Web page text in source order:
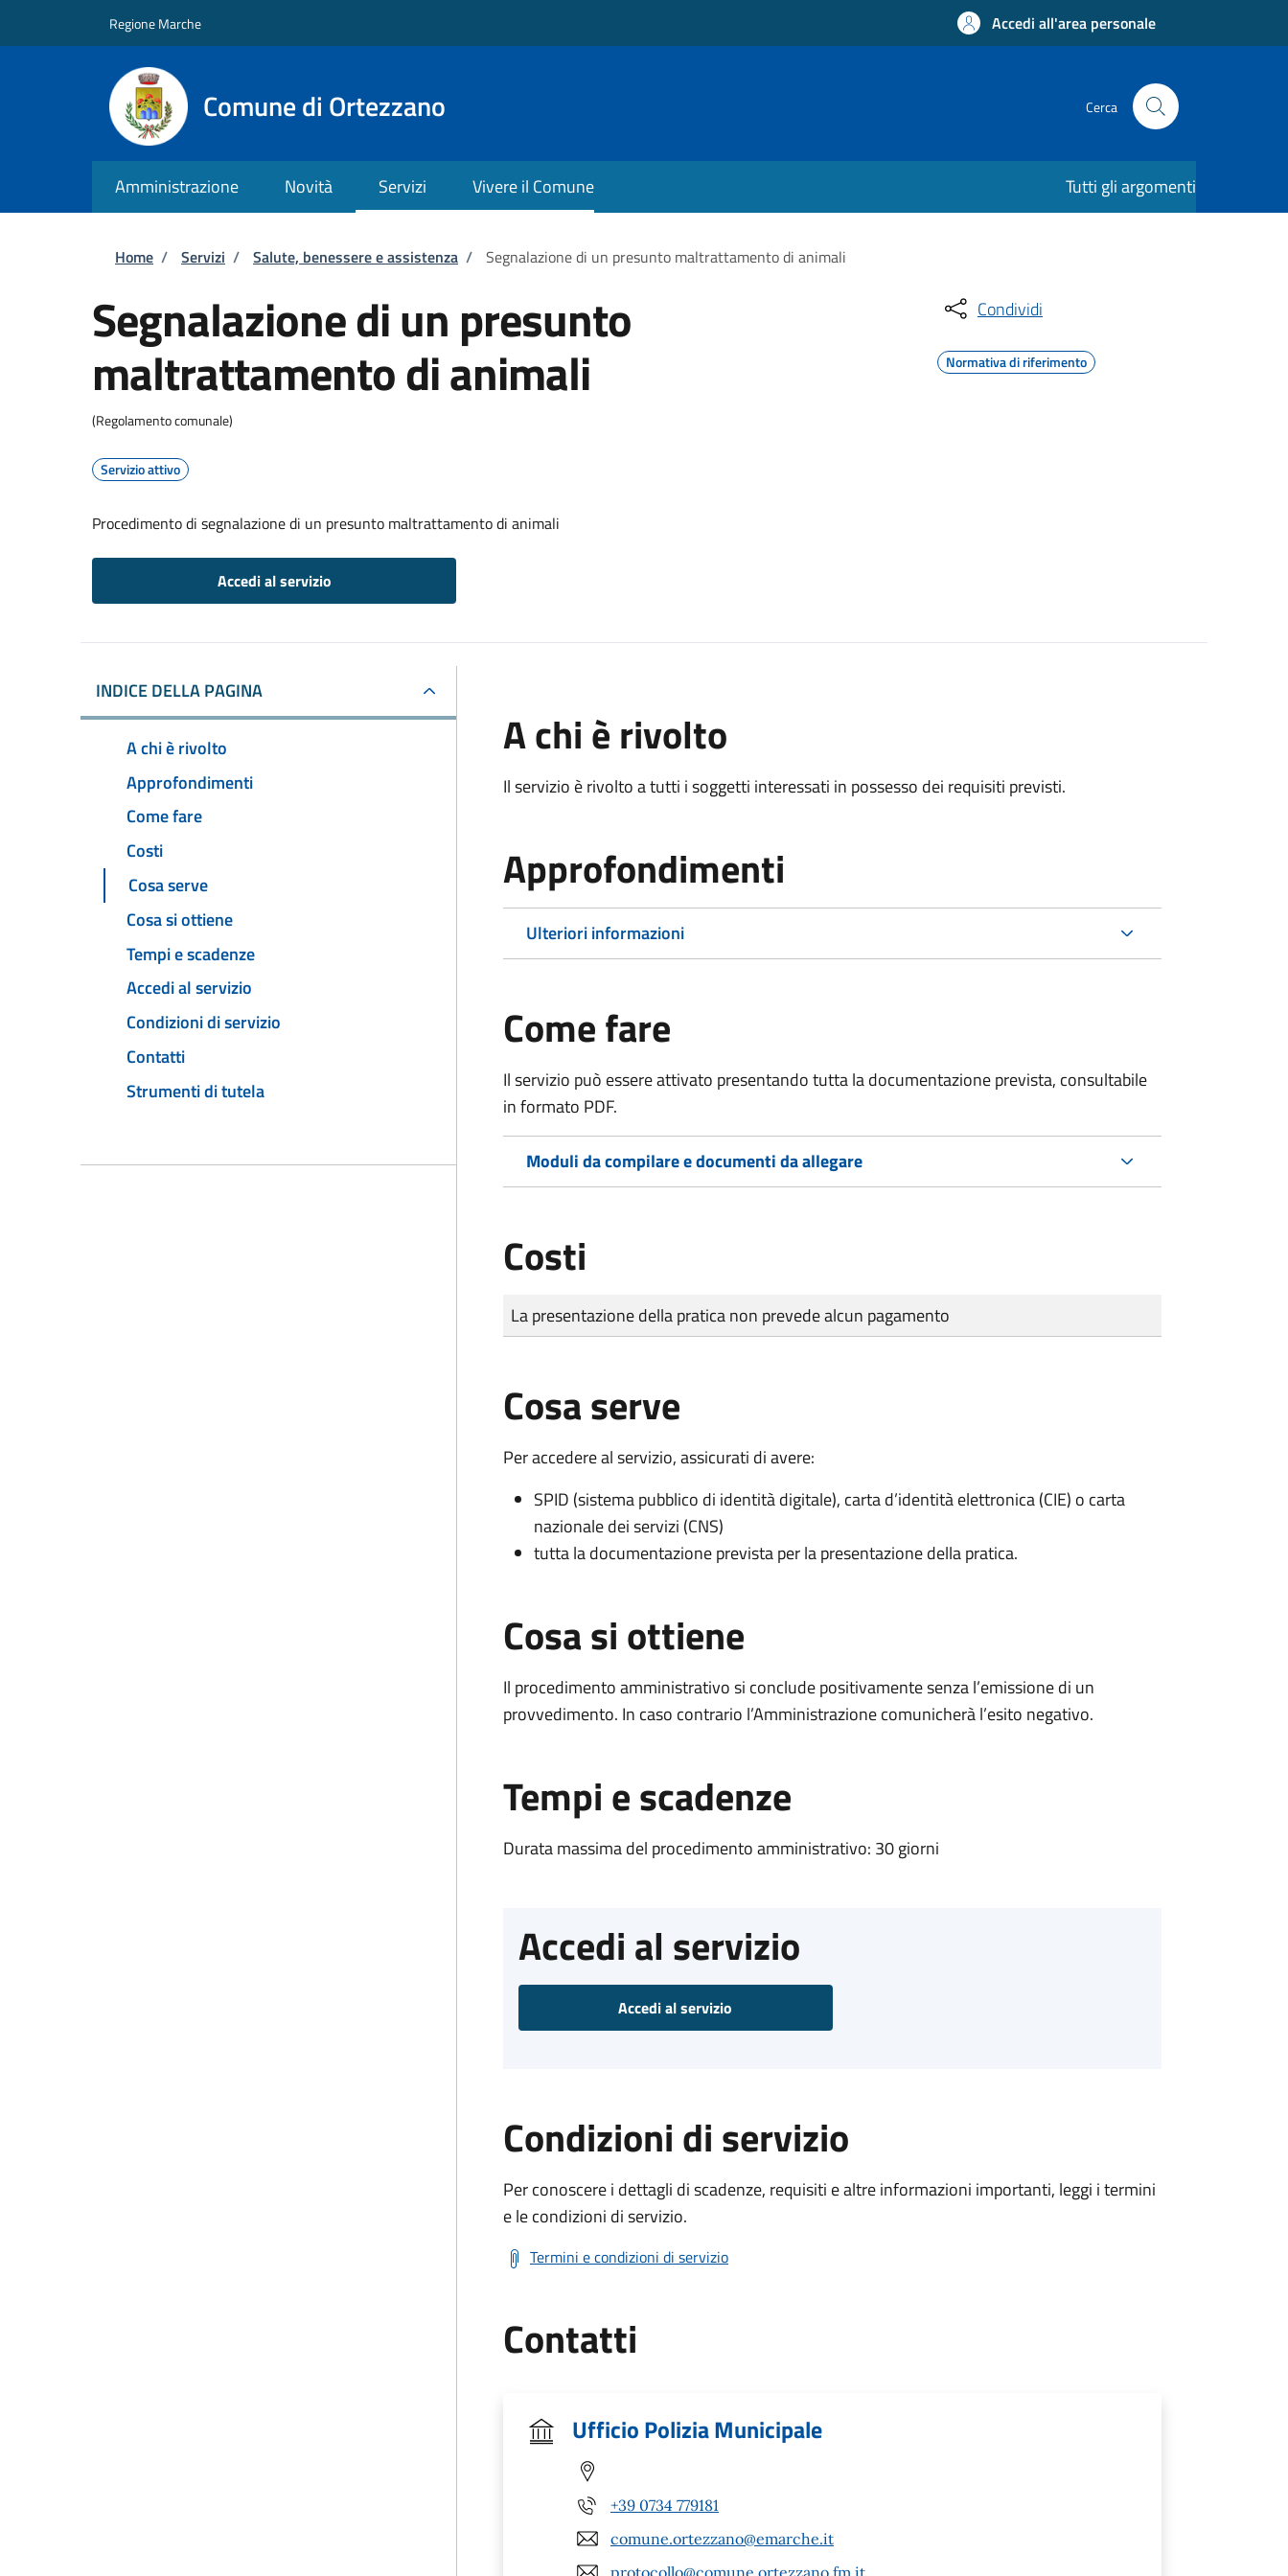
Regione Marche Accedi all'area personale
Comune di Ortezzano Cerca
Amministrazione Novità Servizi Vivere il Comune Tutti gli argomenti
Briciole di pane
Home / Servizi / Salute, benessere e assistenza / Segnalazione di un presunto maltrattamento di animali
Segnalazione di un presunto
maltrattamento di animali
(Regolamento comunale)
Servizio attivo
Procedimento di segnalazione di un presunto maltrattamento di animali
Accedi al servizio
Condividi
Normativa di riferimento
INDICE DELLA PAGINA
A chi è rivolto
Approfondimenti
Come fare
Costi
Cosa serve
Cosa si ottiene
Tempi e scadenze
Accedi al servizio
Condizioni di servizio
Contatti
Strumenti di tutela
A chi è rivolto
Il servizio è rivolto a tutti i soggetti interessati in possesso dei requisiti previsti.
Approfondimenti
Ulteriori informazioni
Come fare
Il servizio può essere attivato presentando tutta la documentazione prevista, consultabile
in formato PDF.
Moduli da compilare e documenti da allegare
Costi
Tipo di pagamento
Importo
La presentazione della pratica non prevede alcun pagamento
Cosa serve
Per accedere al servizio, assicurati di avere:
SPID (sistema pubblico di identità digitale), carta d’identità elettronica (CIE) o carta
nazionale dei servizi (CNS)
tutta la documentazione prevista per la presentazione della pratica.
Cosa si ottiene
Il procedimento amministrativo si conclude positivamente senza l’emissione di un
provvedimento. In caso contrario l’Amministrazione comunicherà l’esito negativo.
Tempi e scadenze
Durata massima del procedimento amministrativo: 30 giorni
Accedi al servizio
Accedi al servizio
Condizioni di servizio
Per conoscere i dettagli di scadenze, requisiti e altre informazioni importanti, leggi i termini
e le condizioni di servizio.
Termini e condizioni di servizio
Contatti
Ufficio Polizia Municipale
+39 0734 779181
comune.ortezzano@emarche.it
protocollo@comune.ortezzano.fm.it